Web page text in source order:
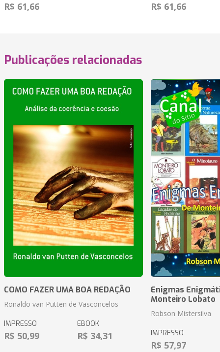
R$ 61,66 R$ 61,66
Publicações relacionadas
COMO FAZER UMA BOA REDAÇÃO
Ronaldo van Putten de Vasconcelos
IMPRESSO
R$ 50,99
EBOOK
R$ 34,31
Enigmas
Monteiro Lobato
Robson Mistersilva
IMPRESSO
R$ 57,97